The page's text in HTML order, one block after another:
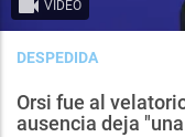
VIDEO
DESPEDIDA
Orsi fue al
ausencia deja